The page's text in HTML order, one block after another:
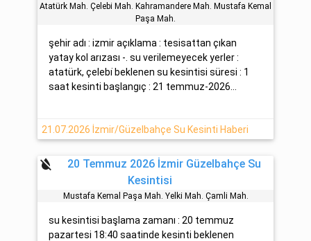
Atatürk Mah. Çelebi̇ Mah. Kahramandere Mah. Mustafa Kemal
Paşa Mah.
şehir adı : izmir açıklama : tesisattan çıkan
yatay kol arızası -. su verilemeyecek yerler :
atatürk, çelebi̇ beklenen su kesintisi süresi : 1
saat kesinti başlangıç : 21 temmuz-2026...
21.07.2026 İzmir/Güzelbahçe Su Kesinti Haberi
format_color_reset
20 Temmuz 2026 İzmir Güzelbahçe Su
Kesintisi
Mustafa Kemal Paşa Mah. Yelki̇ Mah. Çamli Mah.
su kesintisi başlama zamanı : 20 temmuz
pazartesi 18:40 saatinde kesinti beklenen